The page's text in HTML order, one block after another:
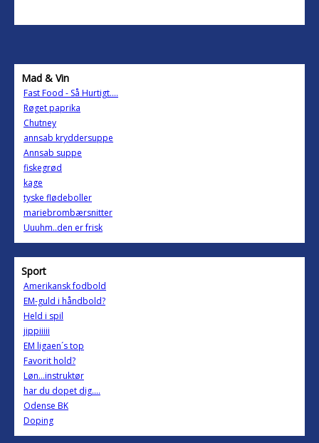
Mad & Vin
Fast Food - Så Hurtigt....
Røget paprika
Chutney
annsab kryddersuppe
Annsab suppe
fiskegrød
kage
tyske flødeboller
mariebrombærsnitter
Uuuhm..den er frisk
Sport
Amerikansk fodbold
EM-guld i håndbold?
Held i spil
jippiiiii
EM ligaen´s top
Favorit hold?
Løn...instruktør
har du dopet dig....
Odense BK
Doping